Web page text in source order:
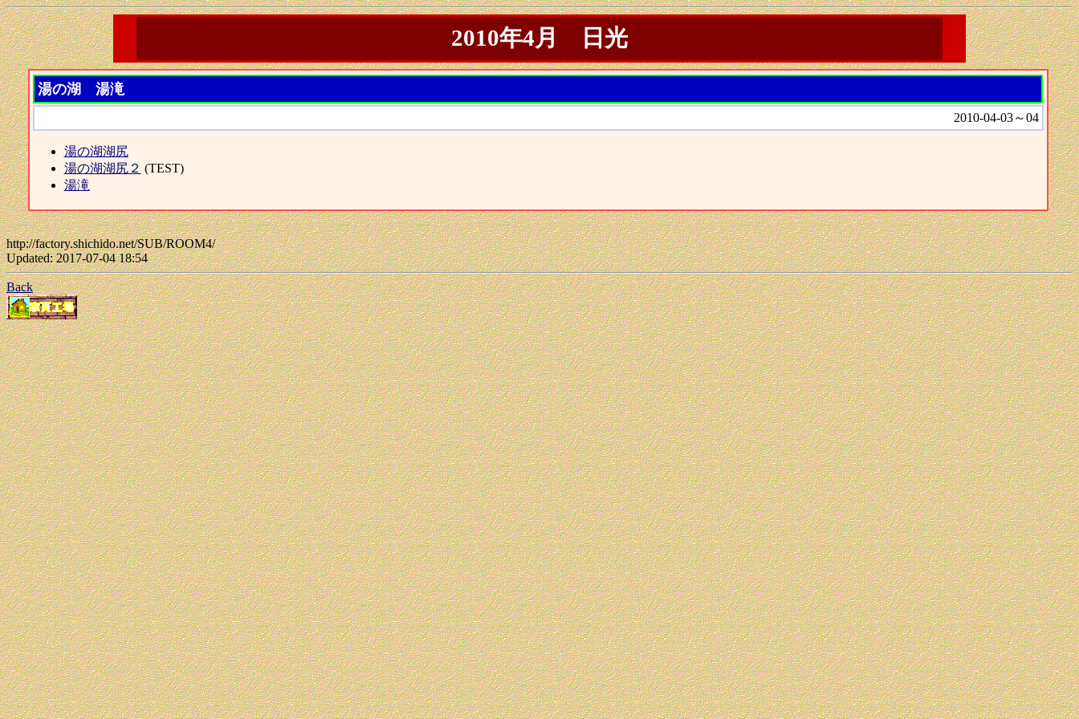
2010年4月 日光
湯の湖 湯滝
2010-04-03～04
湯の湖湖尻
湯の湖湖尻２ (TEST)
湯滝
http://factory.shichido.net/SUB/ROOM4/
Updated: 2017-07-04 18:54
Back